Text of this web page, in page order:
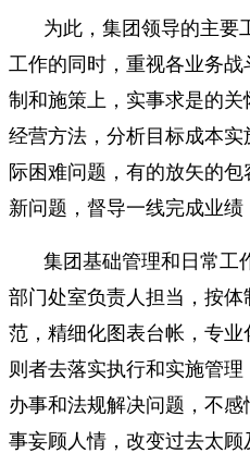
为此，集团领导的主要
工作的同时，重视各业务
制和施策上，实事求是的
经营方法，分析目标成本
际困难问题，有的放矢的
新问题，督导一线完成业绩
集团基础管理和日常工
部门处室负责人担当，按
范，精细化图表台帐，专
则者去落实执行和实施管理
办事和法规解决问题，不
事妄顾人情，改变过去太